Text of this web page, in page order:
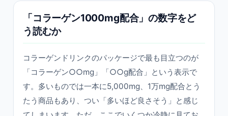
「コラーゲン1000mg配合」の数字をど
う読むか
コラーゲンドリンクのパッケージで最も目立つのが
「コラーゲン○○mg」「○○g配合」という表示で
す。多いものでは一本に5,000mg、1万mg配合とう
たう商品もあり、つい「多いほど良さそう」と感じ